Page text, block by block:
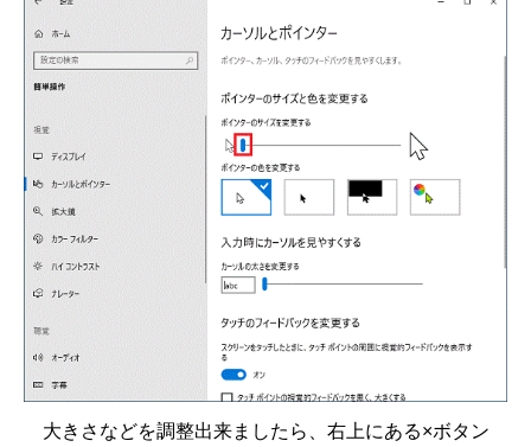
大きさなどを調整出来ましたら、右上にある×ボタン